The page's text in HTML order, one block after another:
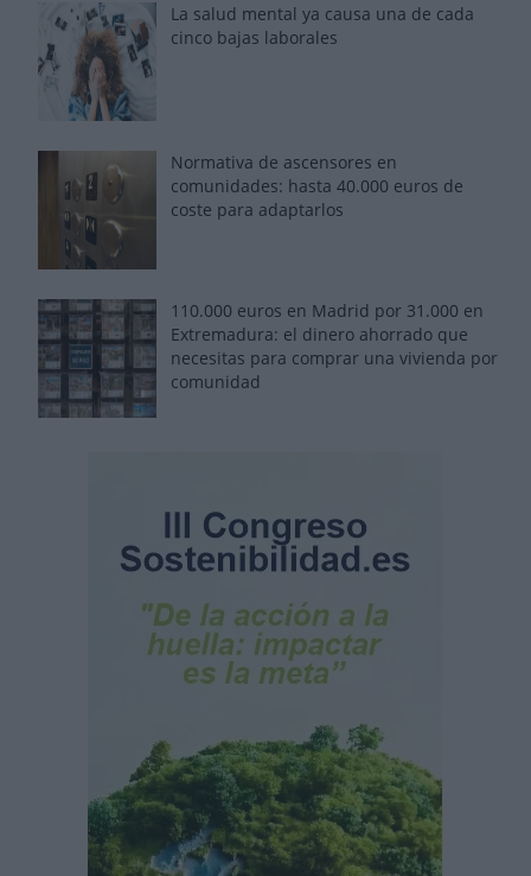
La salud mental ya causa una de cada
cinco bajas laborales
Normativa de ascensores en
comunidades: hasta 40.000 euros de
coste para adaptarlos
110.000 euros en Madrid por 31.000 en
Extremadura: el dinero ahorrado que
necesitas para comprar una vivienda por
comunidad